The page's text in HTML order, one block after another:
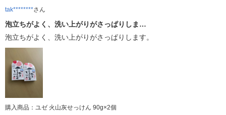
tak********さん
泡立ちがよく、洗い上がりがさっぱりしま…
泡立ちがよく、洗い上がりがさっぱりします。
購入商品：ユゼ 火山灰せっけん 90g×2個